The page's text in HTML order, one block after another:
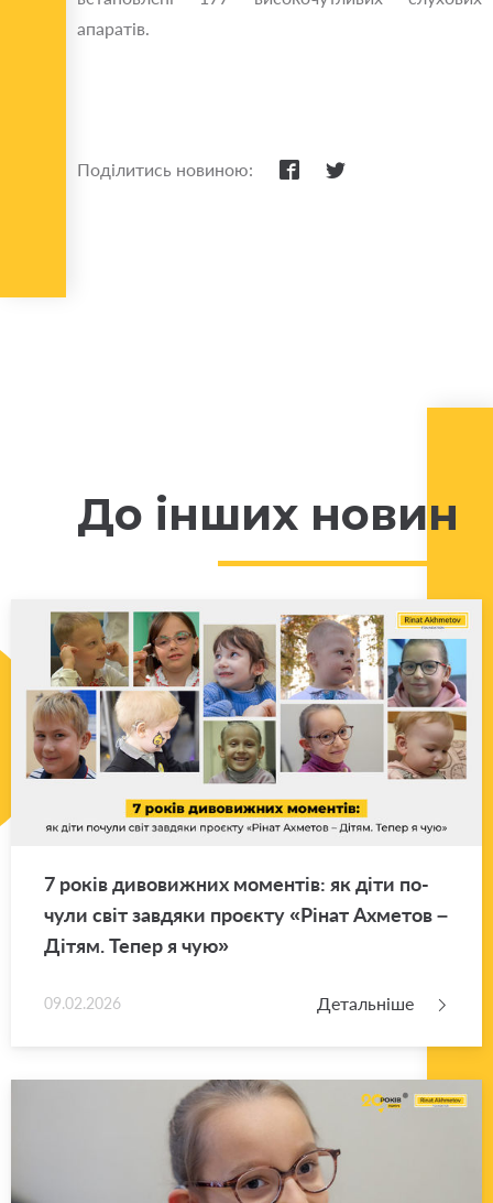
апаратів.
Поділитись новиною:
До інших новин
7 років ди­во­ви­жних мо­мен­тів: як діти по­
чу­ли світ зав­дя­ки про­є­кту «Рінат Ахме­тов –
Дітям. Тепер я чую»
09.02.2026 Детальніше